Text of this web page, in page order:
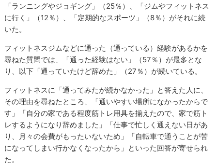
「ランニングやジョギング」（25％）、「ジムやフィットネス
に行く」（12％）、「定期的なスポーツ」（8％）がそれに続
いた。
フィットネスジムなどに通った（通っている）経験があるかを
尋ねた質問では、「通った経験はない」（57％）が最多とな
り、以下「通っていたけど辞めた」（27％）が続いている。
フィットネスに「通ってみたが続かなかった」と答えた人に、
その理由を尋ねたところ、「通いやすい場所になかったからで
す」「自分の家である程度筋トレ用具を揃えたので、家で筋ト
レするようになり辞めました」「仕事で忙しく通えない日があ
り、月々の会費がもったいないため」「自転車で通うことが苦
になってしまい行かなくなったから」といった回答が寄せられ
た。